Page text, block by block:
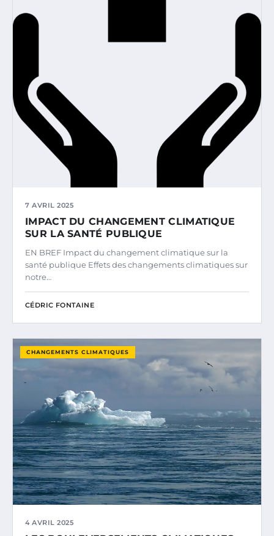
7 AVRIL 2025
IMPACT DU CHANGEMENT CLIMATIQUE
SUR LA SANTÉ PUBLIQUE
EN BREF Impact du changement climatique sur la
santé publique Effets des changements climatiques sur
notre…
CÉDRIC FONTAINE
CHANGEMENTS CLIMATIQUES
4 AVRIL 2025